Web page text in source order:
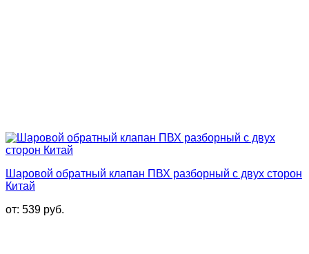
Шаровой обратный клапан ПВХ разборный с двух сторон
Китай
от: 539 руб.